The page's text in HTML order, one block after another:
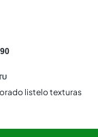
listelo texturas